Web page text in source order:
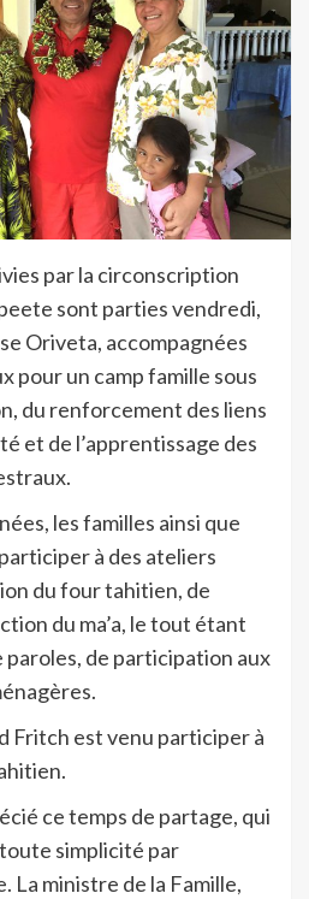
par la circonscription
sont parties vendredi,
Oriveta, accompagnées
pour un camp famille sous
du renforcement des liens
et de l’apprentissage des
les familles ainsi que
à des ateliers
du four tahitien, de
du ma’a, le tout étant
de participation aux
Fritch est venu participer à
ce temps de partage, qui
simplicité par
La ministre de la Famille,